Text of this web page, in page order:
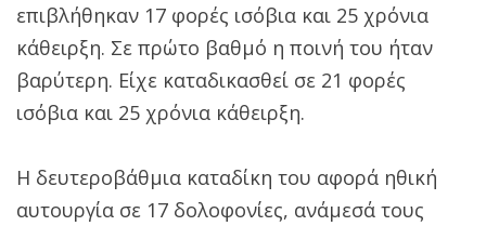
επιβλήθηκαν 17 φορές ισόβια και 25 χρόνια
κάθειρξη. Σε πρώτο βαθμό η ποινή του ήταν
βαρύτερη. Είχε καταδικασθεί σε 21 φορές
ισόβια και 25 χρόνια κάθειρξη.
Η δευτεροβάθμια καταδίκη του αφορά ηθική
αυτουργία σε 17 δολοφονίες, ανάμεσά τους